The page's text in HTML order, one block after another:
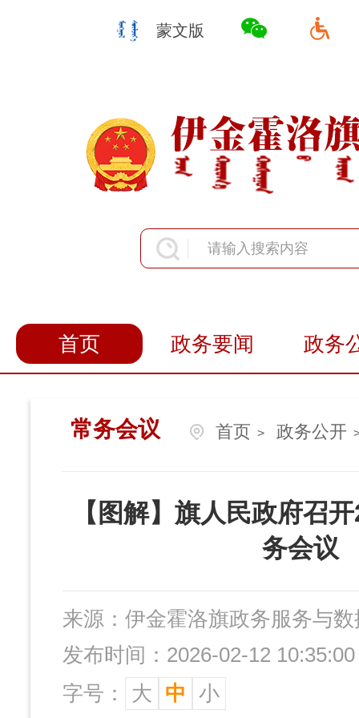
蒙文版
首页 政务要闻
政务
常务会议 首页 > 政务公开
【图解】旗人民政府召
务会议
来源： 伊金霍洛旗政务服务与
发布时间：2026-02-12 10:35:00
字号：
大 中 小